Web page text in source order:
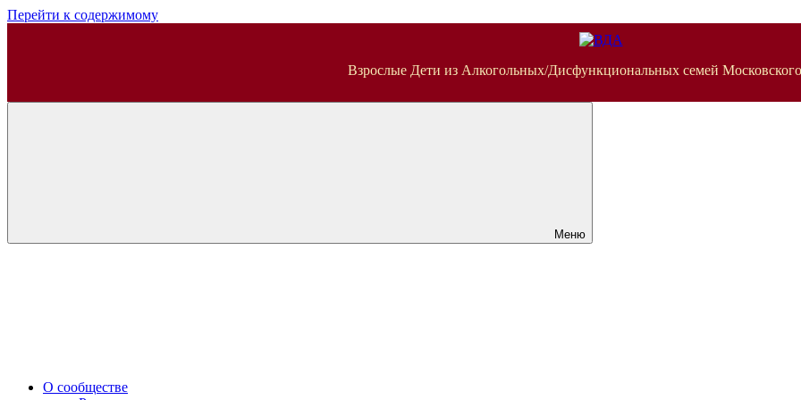
Перейти к содержимому
Взрослые Дети из Алкогольных/Дисфункциональных семей
Меню
О сообществе